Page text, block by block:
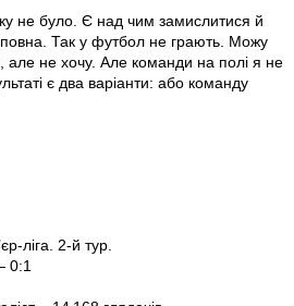
не було. Є над чим замислитися й
Так у футбол не грають. Можу
але не хочу. Але команди на полі я не
є два варіанти: або команду
ліга. 2-й тур.
0:1